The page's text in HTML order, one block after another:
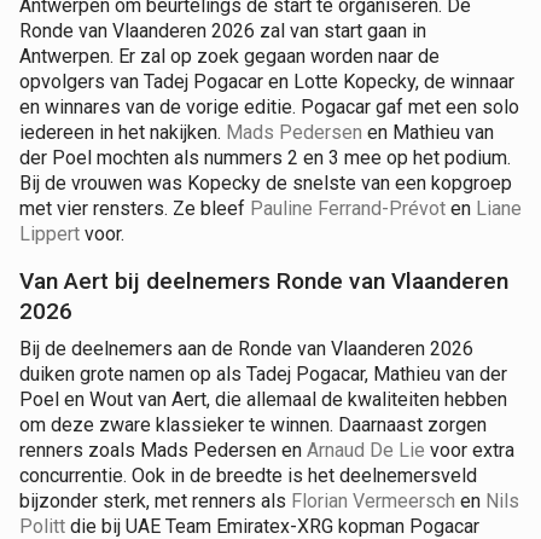
Antwerpen om beurtelings de start te organiseren. De
Ronde van Vlaanderen 2026 zal van start gaan in
Antwerpen. Er zal op zoek gegaan worden naar de
opvolgers van Tadej Pogacar en Lotte Kopecky, de winnaar
en winnares van de vorige editie. Pogacar gaf met een solo
iedereen in het nakijken. Mads Pedersen en Mathieu van
der Poel mochten als nummers 2 en 3 mee op het podium.
Bij de vrouwen was Kopecky de snelste van een kopgroep
met vier rensters. Ze bleef Pauline Ferrand-Prévot en Liane
Lippert voor.
Van Aert bij deelnemers Ronde van Vlaanderen
2026
Bij de deelnemers aan de Ronde van Vlaanderen 2026
duiken grote namen op als Tadej Pogacar, Mathieu van der
Poel en Wout van Aert, die allemaal de kwaliteiten hebben
om deze zware klassieker te winnen. Daarnaast zorgen
renners zoals Mads Pedersen en Arnaud De Lie voor extra
concurrentie. Ook in de breedte is het deelnemersveld
bijzonder sterk, met renners als Florian Vermeersch en Nils
Politt die bij UAE Team Emiratex-XRG kopman Pogacar